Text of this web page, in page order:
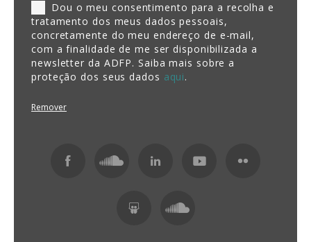
Dou o meu consentimento para a recolha e
tratamento dos meus dados pessoais,
concretamente do meu endereço de e-mail,
com a finalidade de me ser disponibilizada a
newsletter da ADFP. Saiba mais sobre a
proteção dos seus dados aqui.
Remover